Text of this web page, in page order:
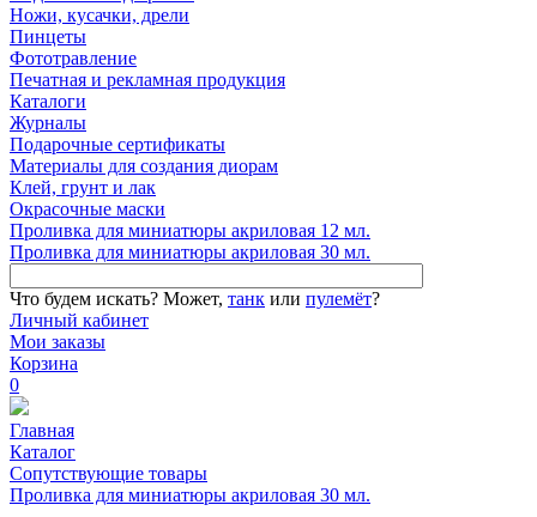
Ножи, кусачки, дрели
Пинцеты
Фототравление
Печатная и рекламная продукция
Каталоги
Журналы
Подарочные сертификаты
Материалы для создания диорам
Клей, грунт и лак
Окрасочные маски
Проливка для миниатюры акриловая 12 мл.
Проливка для миниатюры акриловая 30 мл.
Что будем искать? Может, танк или пулемёт?
Личный кабинет
Мои заказы
Корзина
0
Главная
Каталог
Сопутствующие товары
Проливка для миниатюры акриловая 30 мл.